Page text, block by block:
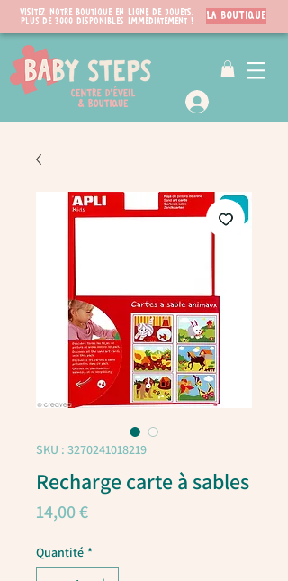
Visitez notre boutique en ligne de jouets.
PLUS de 3000 disponibles immédiatement !
LA BOUTIQUE
SKU : 3270241018219
Recharge carte à sables
14,00 €Prix
Quantité *